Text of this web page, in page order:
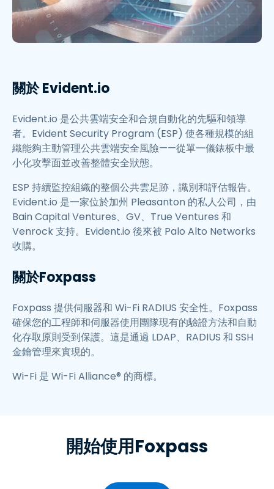
關於 Evident.io
Evident.io 是公共雲端安全和合規自動化的先驅和領導
者。Evident Security Program (ESP) 使各種規模的組
織能夠主動管理公共雲端安全風險——從單一儀錶板中最
小化攻擊面並改善整體安全狀態。
ESP 持續監控組織的整個公共雲足跡，識別和評估報告。
Evident.io 是一家位於加州 Pleasanton 的私人公司，由
Bain Capital Ventures、GV、True Ventures 和
Venrock 支持。Evident.io 後來被 Palo Alto Networks
收購。
關於Foxpass
Foxpass 提供伺服器和 Wi-Fi RADIUS 安全性。Foxpass
確保您的工程師和伺服器使用團隊現有的驗證方法和自動
化存取原則受到保護。這是通過 LDAP、RADIUS 和 SSH
金鑰管理來實現的。
Wi-Fi 是 Wi-Fi Alliance® 的商標。
開始使用Foxpass